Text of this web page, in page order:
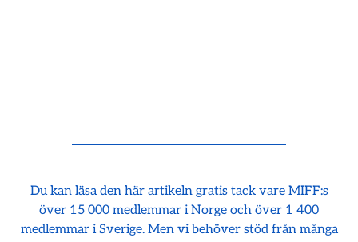
Du kan läsa den här artikeln gratis tack vare MIFF:s
över 15 000 medlemmar i Norge och över 1 400
medlemmar i Sverige. Men vi behöver stöd från många